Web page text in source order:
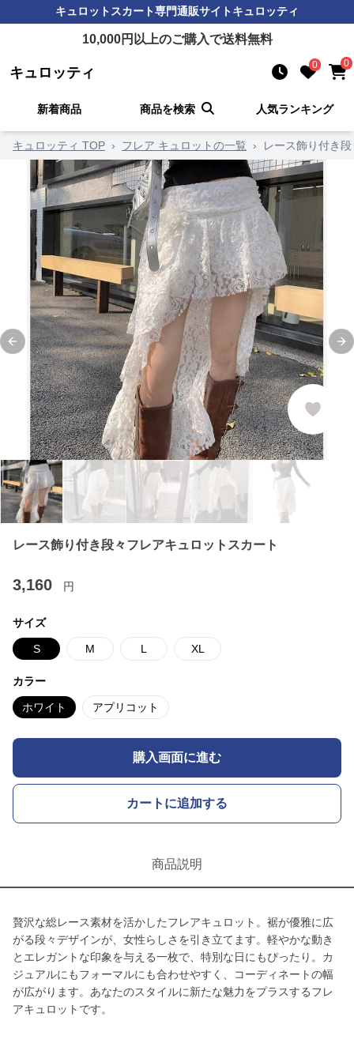
キュロットスカート専門通販サイトキュロッティ
10,000円以上のご購入で送料無料
キュロッティ 0 0
新着商品 商品を検索 人気ランキング
キュロッティ TOP › フレア キュロットの一覧 › レース飾り付き
Previous slide
レース飾り付き段々フレアキュロットスカート
3,160 円
サイズ
S M L XL
カラー
ホワイト アプリコット
購入画面に進む
カートに追加する
商品説明
贅沢な総レース素材を活かしたフレアキュロット。裾が優雅に広
がる段々デザインが、女性らしさを引き立てます。軽やかな動き
とエレガントな印象を与える一枚で、特別な日にもぴったり。カ
ジュアルにもフォーマルにも合わせやすく、コーディネートの幅
が広がります。あなたのスタイルに新たな魅力をプラスするフレ
アキュロットです。